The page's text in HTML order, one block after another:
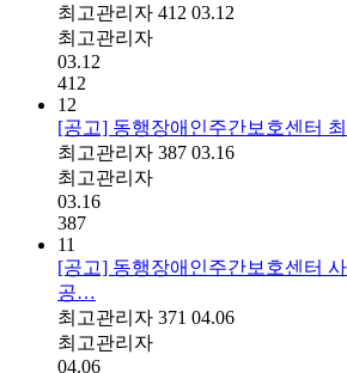
최고관리자 412 03.12
최고관리자
03.12
412
12
[공고] 동행장애인주간보호센터
최고관리자 387 03.16
최고관리자
03.16
387
11
[공고] 동행장애인주간보호센터
공…
최고관리자 371 04.06
최고관리자
04.06